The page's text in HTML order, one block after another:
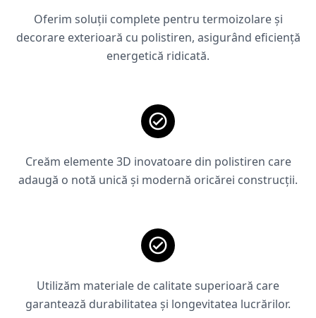
Oferim soluții complete pentru termoizolare și
decorare exterioară cu polistiren, asigurând eficiență
energetică ridicată.
Creăm elemente 3D inovatoare din polistiren care
adaugă o notă unică și modernă oricărei construcții.
Utilizăm materiale de calitate superioară care
garantează durabilitatea și longevitatea lucrărilor.